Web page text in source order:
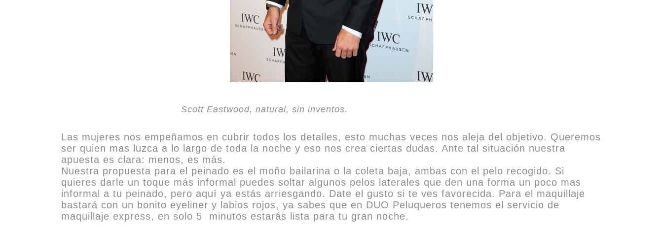
Scott Eastwood, natural, sin inventos.
Las mujeres nos empeñamos en cubrir todos los detalles, esto muchas veces nos aleja del objetivo. Queremos
ser quien mas luzca a lo largo de toda la noche y eso nos crea ciertas dudas. Ante tal situación nuestra
apuesta es clara: menos, es más.
Nuestra propuesta para el peinado es el moño bailarina o la coleta baja, ambas con el pelo recogido. Si
quieres darle un toque más informal puedes soltar algunos pelos laterales que den una forma un poco mas
informal a tu peinado, pero aquí ya estás arriesgando. Date el gusto si te ves favorecida. Para el maquillaje
bastará con un bonito eyeliner y labios rojos, ya sabes que en DUO Peluqueros tenemos el servicio de
maquillaje express, en solo 5 minutos estarás lista para tu gran noche.